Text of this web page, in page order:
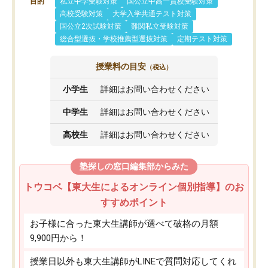
高校受験対策
大学入学共通テスト対策
国公立2次試験対策
難関私立受験対策
総合型選抜・学校推薦型選抜対策
定期テスト対策
授業料の目安 （税込）
小学生 詳細はお問い合わせください
中学生 詳細はお問い合わせください
高校生 詳細はお問い合わせください
塾探しの窓口編集部からみた
トウコベ【東大生によるオンライン個別指導】のお
すすめポイント
お子様に合った東大生講師が選べて破格の月額
9,900円から！
授業日以外も東大生講師がLINEで質問対応してくれ